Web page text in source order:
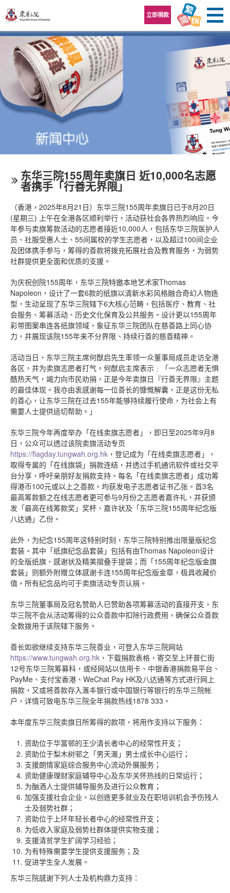
立即捐款
东华三院155周年卖旗日 近10,000名志愿
者携手「行善无界限」
（香港，2025年8月21日）东华三院155周年卖旗日已于8月20日
(星期三) 上午在全港各区顺利举行，活动获社会各界热烈响应。今
年参与卖旗筹款活动的志愿者接近10,000人，包括东华三院医护人
员、社服受惠人士、55间属校的学生志愿者，以及超过100间企业
及团体携手参与，筹得的善款将拨充拓展社会及教育服务，为弱势
社群提供更全面和优质的支援。
为庆祝创院155周年，东华三院特邀本地艺术家Thomas
Napoleon，设计了一套6款的纸旗以清新水彩风格融合奇幻人物造
型，生动呈现了东华三院辖下6大核心范畴，包括医疗、教育、社
会服务、筹募活动、历史文化保育及公共服务。设计更以155周年
彩带图案串连各纸旗领域，象征东华三院团队在慈善路上同心协
力，并展现该院155年来不分界限、持续行善的慈善精神。
活动当日，东华三院主席何猷启先生率领一众董事局成员走访全港
各区，并为卖旗志愿者打气。何猷启主席表示﹕「一众志愿者无惧
酷热天气，竭力向市民劝捐，正是今年卖旗日『行善无界限』主题
的最佳体现。我亦由衷感谢每一位善长的慷慨解囊，正是这份无私
的善心，让东华三院在过去155年能够持续履行使命，为社会上有
需要人士提供适切帮助。」
东华三院今年再度举办「在线卖旗志愿者」，即日至2025年9月8
日，公众可以透过该院卖旗活动专页
https://flagday.tungwah.org.hk ，登记成为「在线卖旗志愿者」，
取得专属的「在线旗袋」捐款连结，并透过手机通讯软件或社交平
台分享，呼吁亲朋好友捐款支持。每名「在线卖旗志愿者」成功筹
得港币100元或以上之善款，均获发电子志愿者证书乙张。首3名
最高筹款额之在线志愿者更可参与9月份之志愿者嘉许礼，并获颁
发「最高在线筹款奖」奖杯、嘉许状及「东华三院155周年纪念版
八达通」乙份。
此外，为纪念155周年这特别时刻，东华三院特别推出限量版纪念
套装。其中「纸旗纪念品套装」包括有由Thomas Napoleon设计
的全版纸旗、感谢状及精美摺叠手提袋；而「155周年纪念版金旗
套装」则额外附赠立体感谢卡连155周年纪念版金章，极具收藏价
值。所有纪念品均可于卖旗活动专页认捐。
东华三院董事局及冠名赞助人已赞助各项筹募活动的直接开支，东
华三院不会从活动筹得的公众善款中扣除行政费用，确保公众善款
全数拨用于该院辖下服务。
善长如欲继续支持东华三院善业，可登入东华三院网站
https://www.tungwah.org.hk ，下载捐款表格，寄交至上环普仁街
12号东华三院筹募科，或经网站以信用卡、中银香港捐款易平台、
PayMe、支付宝香港、WeChat Pay HK及八达通等方式进行网上
捐款，又或将善款存入滙丰银行或中国银行等银行的东华三院帐
户，详情可致电东华三院全年捐款热线1878 333。
本年度东华三院卖旗日所筹得的款项，将用作支持以下服务：
资助位于华富邨的王少清长者中心的经常性开支；
资助位于梨木树邨之「男天滙」男士成长中心运行；
支援朗情家庭综合服务中心流动外展服务；
资助健康理财家庭辅导中心及东华关怀热线的日常运行；
为酗酒人士提供辅导服务及进行公众教育；
加强支援社会企业，以创造更多就业及在职培训机会予伤残人
士及弱势社群；
资助位于上环年轻长者中心的经常性开支；
为低收入家庭及弱势社群体提供实物支援；
支援清贫学生扩阔学习经验；
为有特殊需要学生提供支援服务；及
促进学生全人发展。
东华三院感谢下列人士及机构鼎力支持：